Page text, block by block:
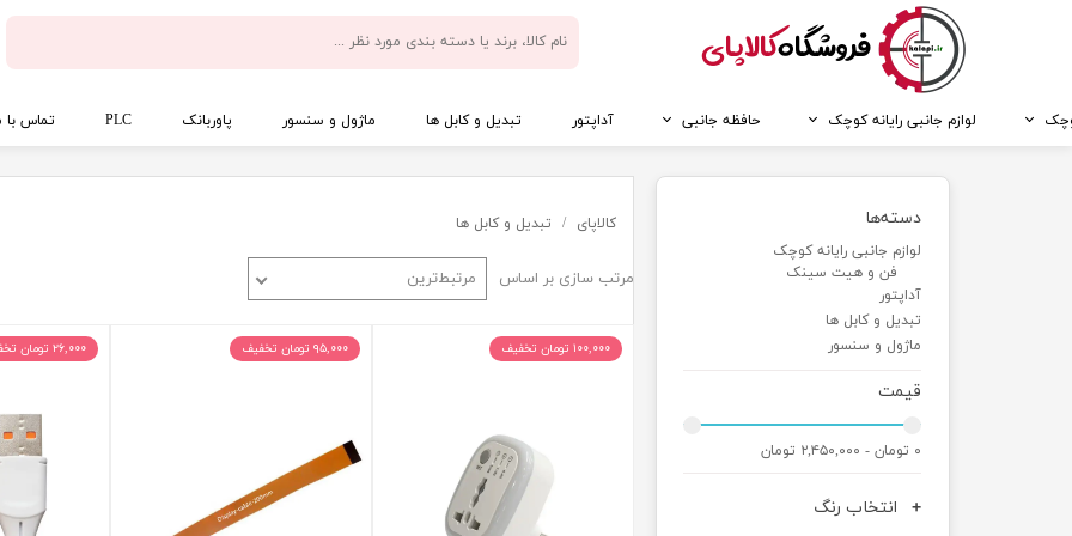
​فروشگاهکالاپای
لوازم جانبی رایانه کوچک حافظه جانبی آداپتور تبدیل و کابل ها ماژول و سنسور پاوربانک PLC تماس با
دسته‌ها
لوازم جانبی رایانه کوچک
فن و هیت سینک
آداپتور
تبدیل و کابل ها
ماژول و سنسور
قیمت
۰ تومان - ۲,۴۵۰,۰۰۰ تومان
انتخاب رنگ
کالاپای تبدیل و کابل ها
مرتب سازی بر اساس مرتبط‌ترین
۱۰۰,۰۰۰ تومان تخفیف ۹۵,۰۰۰ تومان تخفیف ۲۶,۰۰۰ تومان تخفیف